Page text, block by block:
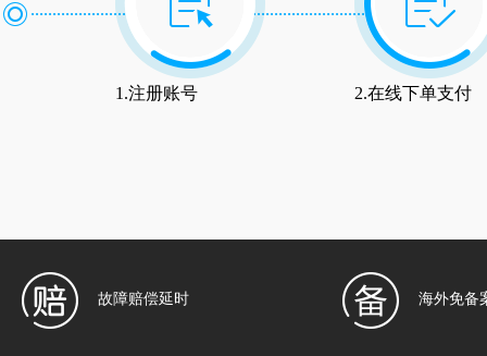
1.注册账号 2.在线下单支付
故障赔偿延时 海外免备